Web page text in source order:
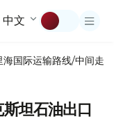
中文
海国际运输路线/中间走廊
坦石油出口